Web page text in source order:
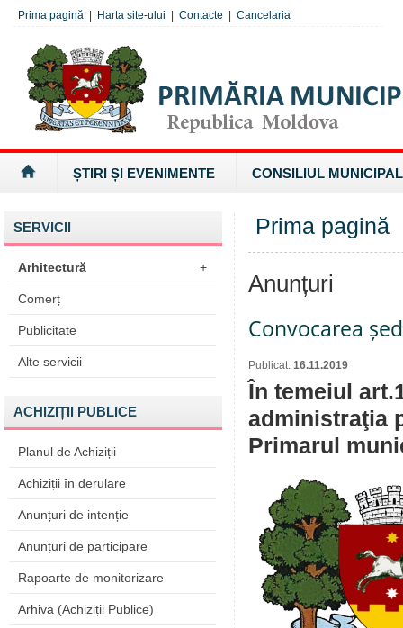
Prima pagină Harta site-ului Contacte Cancelaria
ȘTIRI ȘI EVENIMENTE CONSILIUL MUNICIPAL
SERVICII
Arhitectură +
Comerț
Publicitate
Alte servicii
ACHIZIȚII PUBLICE
Planul de Achiziții
Achiziții în derulare
Anunțuri de intenție
Anunțuri de participare
Rapoarte de monitorizare
Arhiva (Achiziții Publice)
Prima pagină
Anunțuri
Convocarea
Publicat: 16.11.2019
În temeiul
administraţia
Primarul